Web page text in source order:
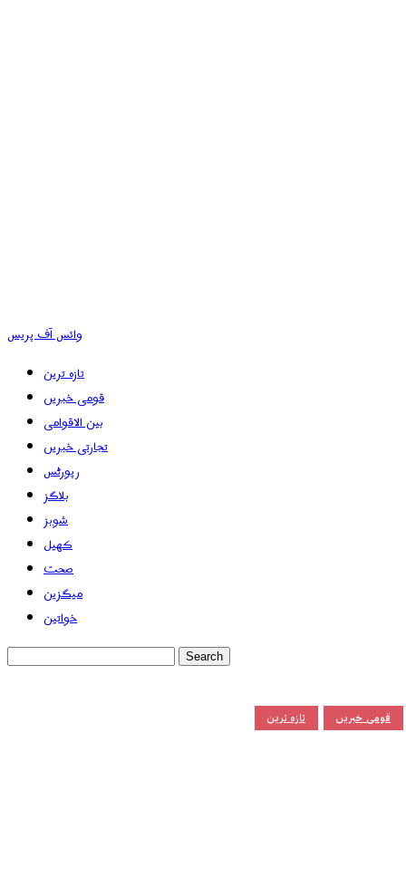
وائس آف پریس
تازہ ترین
قومی خبریں
بین الاقوامی
تجارتی خبریں
رپورٹس
بلاگز
شوبز
کھیل
صحت
میگزین
خواتین
تازہ ترین قومی خبریں